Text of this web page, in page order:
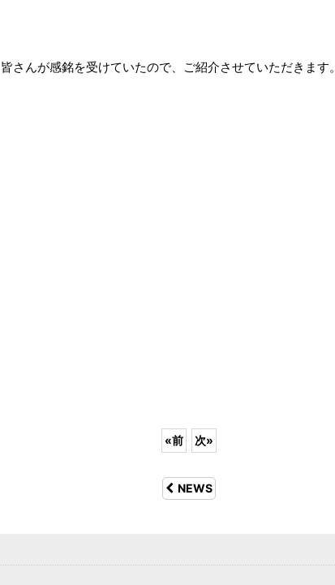
んが感銘を受けていたので、ご紹介させていただきます。
«前 次»
NEWS